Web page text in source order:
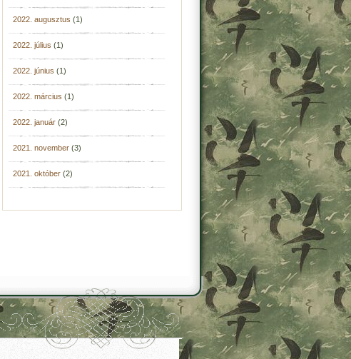
2022. augusztus (1)
2022. július (1)
2022. június (1)
2022. március (1)
2022. január(2)
2021. november(3)
2021. október(2)